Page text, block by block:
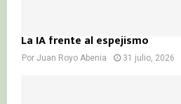
La IA frente al espejismo
Por Juan Royo Abenia 31 julio, 2026